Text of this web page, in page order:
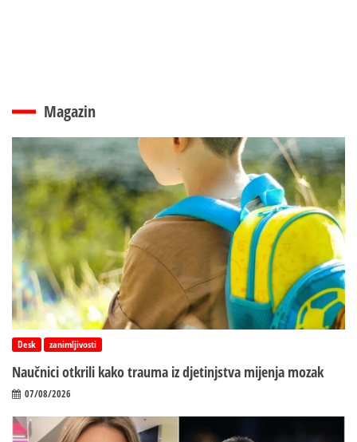
Magazin
Desk zanimljivosti
Naučnici otkrili kako trauma iz d‌jetinjstva mijenja mozak
07/08/2026